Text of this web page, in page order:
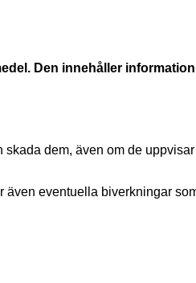
Den innehåller
dem, även om de
eventuella biverkningar